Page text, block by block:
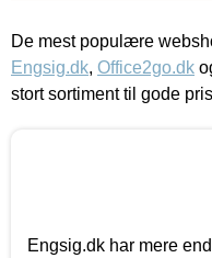
De mest populære
Engsig.dk, Office2go.dk
stort sortiment til gode
Engsig.dk har mere